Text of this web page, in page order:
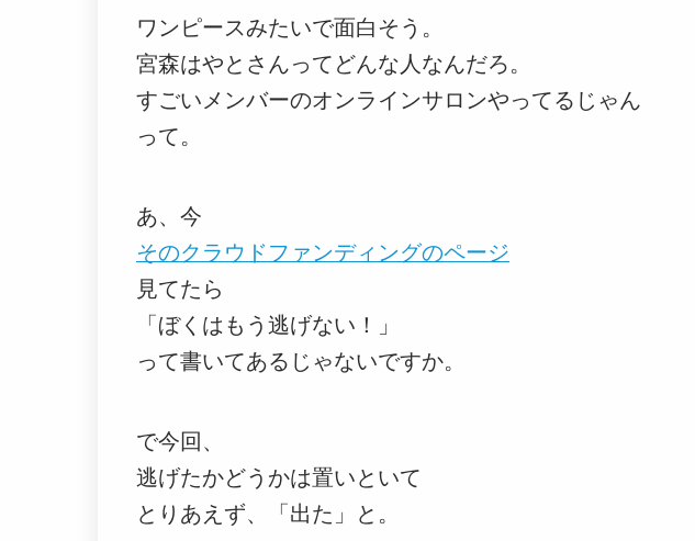
ワンピースみたいで面白そう。
宮森はやとさんってどんな人なんだろ。
すごいメンバーのオンラインサロンやってるじゃん
って。
あ、今
そのクラウドファンディングのページ
見てたら
「ぼくはもう逃げない！」
って書いてあるじゃないですか。
で今回、
逃げたかどうかは置いといて
とりあえず、「出た」と。